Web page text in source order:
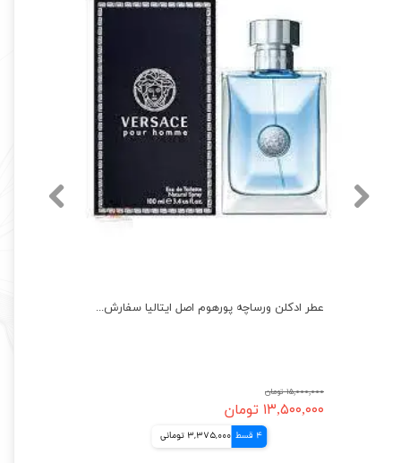
عطر ادکلن ورساچه پورهوم اصل ایتالیا سفارش اروپا Versace Pour Homme
۱۵,۰۰۰,۰۰۰ تومان
۱۳,۵۰۰,۰۰۰ تومان
4 قسط 3,375,000 تومانی